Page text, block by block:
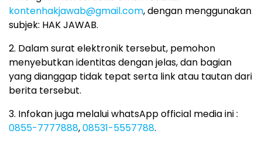
kontenhakjawab@gmail.com, dengan menggunakan
subjek: HAK JAWAB.
2. Dalam surat elektronik tersebut, pemohon
menyebutkan identitas dengan jelas, dan bagian
yang dianggap tidak tepat serta link atau tautan dari
berita tersebut.
3. Infokan juga melalui whatsApp official media ini :
0855-7777888,08531-5557788.